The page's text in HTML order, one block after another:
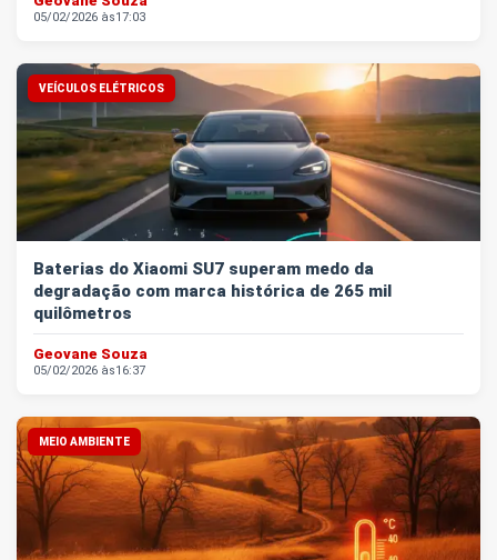
05/02/2026 às17:03
VEÍCULOS ELÉTRICOS
Baterias do Xiaomi SU7 superam medo da
degradação com marca histórica de 265 mil
quilômetros
Geovane Souza
05/02/2026 às16:37
MEIO AMBIENTE